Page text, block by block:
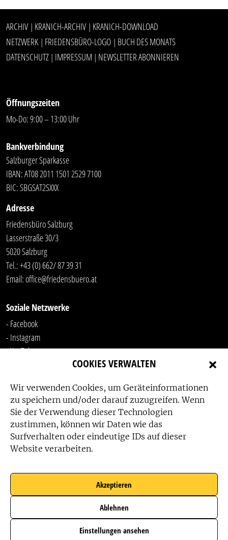
COOKIES VERWALTEN
Wir verwenden Cookies, um Geräteinformationen
zu speichern und/oder darauf zuzugreifen. Wenn
Sie der Verwendung dieser Technologien
zustimmen, können wir Daten wie das
Surfverhalten oder eindeutige IDs auf dieser
Website verarbeiten.
Akzeptieren
Ablehnen
Einstellungen ansehen
ARCHIV | KRANICH-ARCHIV | KRANICH-DOWNLOAD
NETZWERK | FRIEDENSBÜRO-LOGO | BUCH DES MONATS
DATENSCHUTZ | IMPRESSUM | NEWSLETTER ABONNIEREN
Öffnungszeiten
Mo-Do: 9:00 – 13:00 Uhr
Bankverbindung
Salzburger Sparkasse
IBAN: AT08 2011 1501 2529 7100
BIC: SBGSAT2SXXX
Adresse
Friedensbüro Salzburg
Lasserstraße 30/3
5020 Salzburg
Tel.:+43 (0) 662/ 87 39 31
Email:office@friedensbuero.at
Soziale Netzwerke
- Facebook
- Instagram
- YouTube
Das Friedensbüro wird gefördert von:
Das Friedensbüro wird unterstützt von: